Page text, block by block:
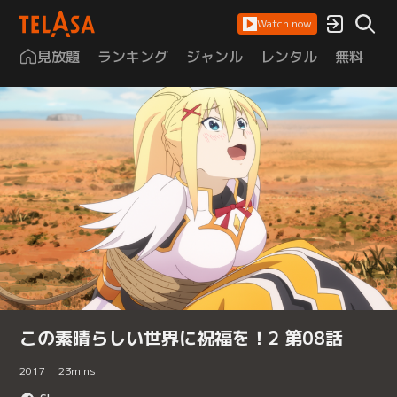
Watch now
見放題 ランキング ジャンル レンタル 無料
この素晴らしい世界に祝福を！2 第08話
2017 23mins